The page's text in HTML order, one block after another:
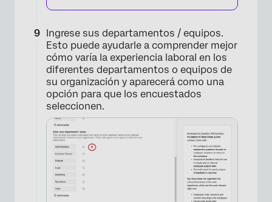
×
Ingrese sus departamentos / equipos.
Esto puede ayudarle a comprender mejor
cómo varía la experiencia laboral en los
diferentes departamentos o equipos de
su organización y aparecerá como una
opción para que los encuestados
seleccionen.